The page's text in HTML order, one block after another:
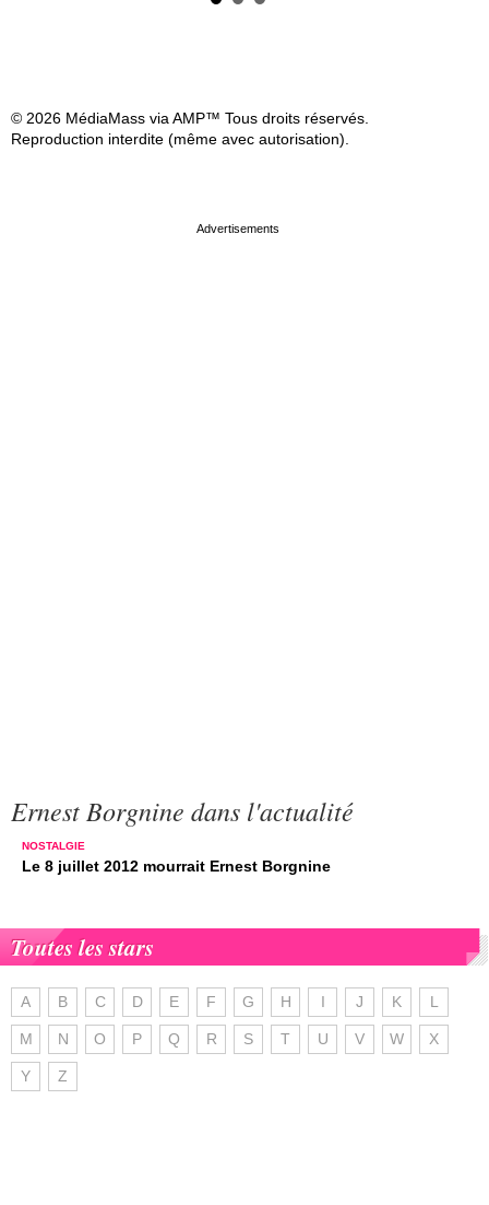
© 2026 MédiaMass via AMP™ Tous droits réservés.
Reproduction interdite (même avec autorisation).
Ernest Borgnine dans l'actualité
NOSTALGIE
Le 8 juillet 2012 mourrait Ernest Borgnine
Toutes les stars
A B C D E F G H I J K L
M N O P Q R S T U V W X
Y Z